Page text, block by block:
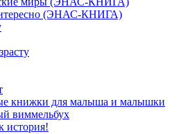
(ЭНАС-КНИГА)
книжки для малыша и малышки
виммельбух
история!